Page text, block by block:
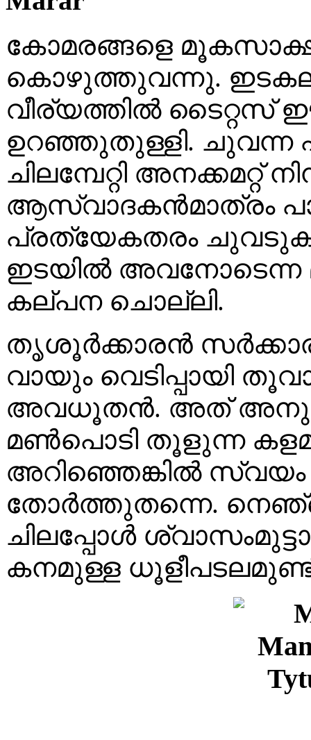
കോമരങ്ങളെ
കൊഴുത്തുവന്നു.
വീര്യത്തിൽ ടൈറ്റസ്
ഉറഞ്ഞുതുള്ളി. ചുവന്ന
ചിലമ്പേറ്റി അനക്കമറ്റ്
ആസ്വാദകൻമാത്രം
പ്രത്യേകതരം
ഇടയിൽ അവനോടെന്ന
കല്പന ചൊല്ലി.
തൃശൂർക്കാരൻ
വായും വെടിപ്പായി
അവധൂതൻ. അത്
മൺപൊടി തൂളുന്ന
അറിഞ്ഞെങ്കിൽ
തോർത്തുതന്നെ.
ചിലപ്പോൾ
കനമുള്ള